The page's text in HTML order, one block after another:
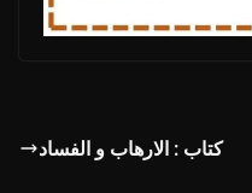
كتاب : الارهاب و الفساد